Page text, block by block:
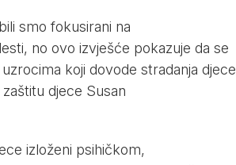
smo fokusirani na
no ovo izvješće pokazuje da se
koji dovode stradanja
djece Susan
izloženi psihičkom,